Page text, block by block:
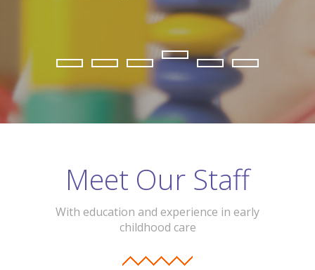
Meet Our Staff
With education and experience in early
childhood care